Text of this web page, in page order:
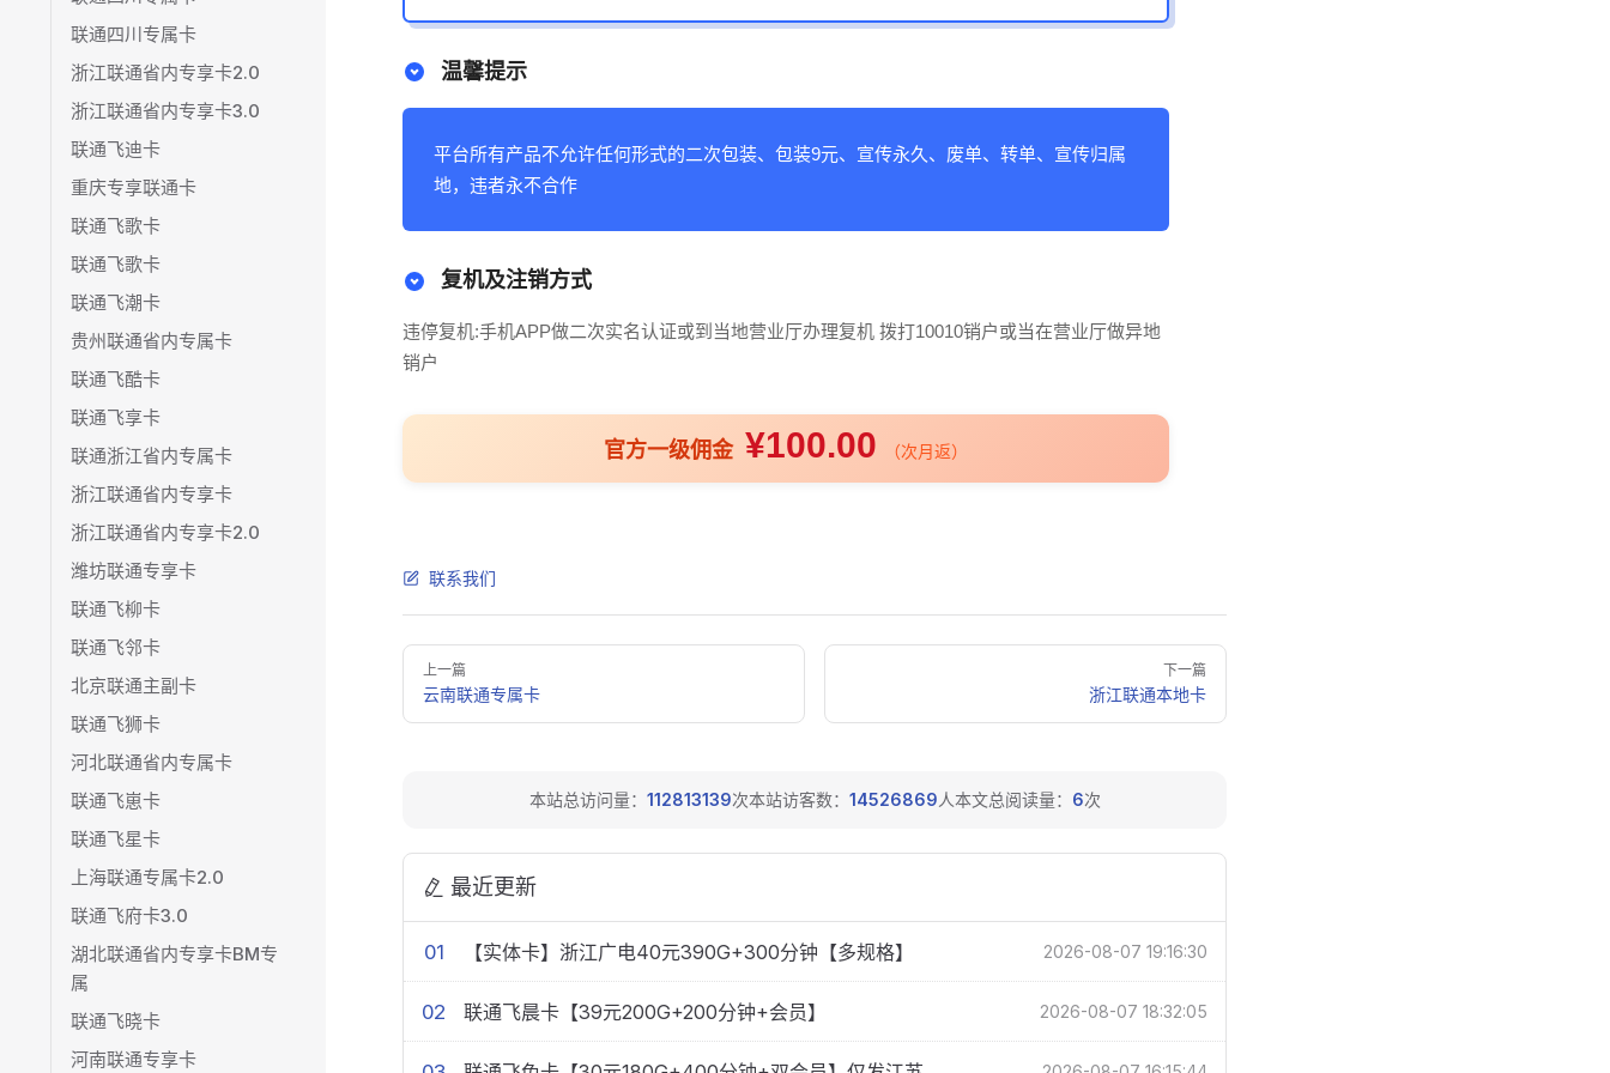
联通四川专属卡
浙江联通省内专享卡2.0
浙江联通省内专享卡3.0
联通飞迪卡
重庆专享联通卡
联通飞歌卡
联通飞歌卡
联通飞潮卡
贵州联通省内专属卡
联通飞酷卡
联通飞享卡
联通浙江省内专属卡
浙江联通省内专享卡
浙江联通省内专享卡2.0
潍坊联通专享卡
联通飞柳卡
联通飞邻卡
北京联通主副卡
联通飞狮卡
河北联通省内专属卡
联通飞崽卡
联通飞星卡
上海联通专属卡2.0
联通飞府卡3.0
湖北联通省内专享卡BM专
属
联通飞晓卡
河南联通专享卡
温馨提示
平台所有产品不允许任何形式的二次包装、包装9元、宣传永久、废单、转单、宣传归属
地，违者永不合作
复机及注销方式
违停复机:手机APP做二次实名认证或到当地营业厅办理复机 拨打10010销户或当在营业厅做异地
销户
官方一级佣金 ¥100.00 （次月返）
联系我们
Pager
上一篇
云南联通专属卡
下一篇
浙江联通本地卡
本站总访问量： 112813139次本站访客数： 14526869人本文总阅读量： 6次
最近更新
01 【实体卡】浙江广电40元390G+300分钟【多规格】 2026-08-07 19:16:30
02 联通飞晨卡【39元200G+200分钟+会员】 2026-08-07 18:32:05